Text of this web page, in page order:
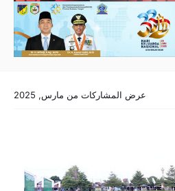
عرض المشاركات من مارس, 2025